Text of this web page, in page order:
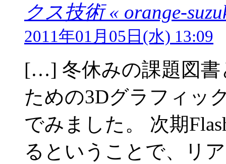
クス技術 « orange-
2011年01月05日(水) 13:09
[…] 冬休みの課題図書
ための3Dグラフィッ
でみました。 次期
るということで、リ